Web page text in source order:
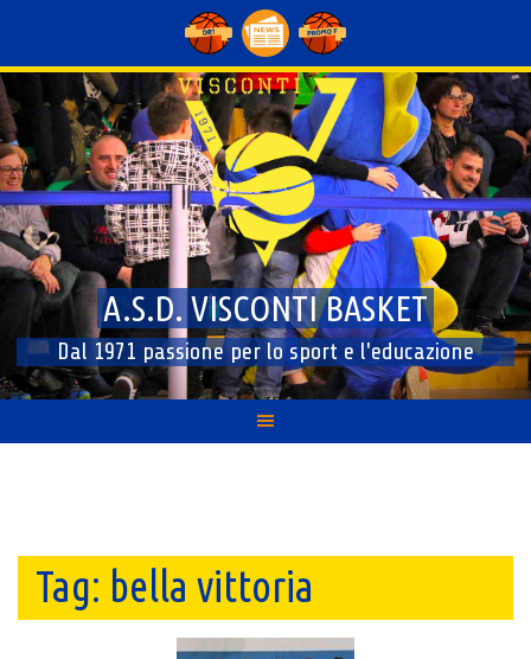
content
A.S.D. VISCONTI BASKET
Dal 1971 passione per lo sport e l'educazione
Tag: bella vittoria